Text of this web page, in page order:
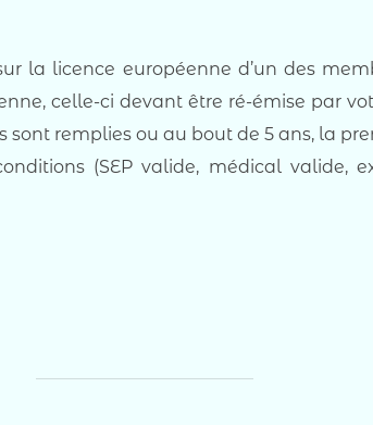
la licence européenne d’un des
celle-ci devant être ré-émise par
sont remplies ou au bout de 5 ans, la
(SEP valide, médical valide,